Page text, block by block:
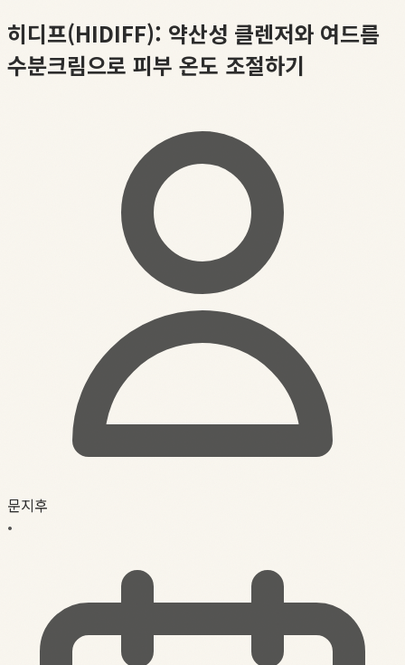
히디프(HIDIFF): 약산성 클렌저와 여드름
수분크림으로 피부 온도 조절하기
문지후
•